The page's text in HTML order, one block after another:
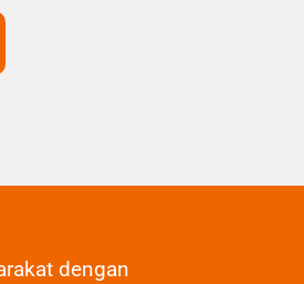
dengan